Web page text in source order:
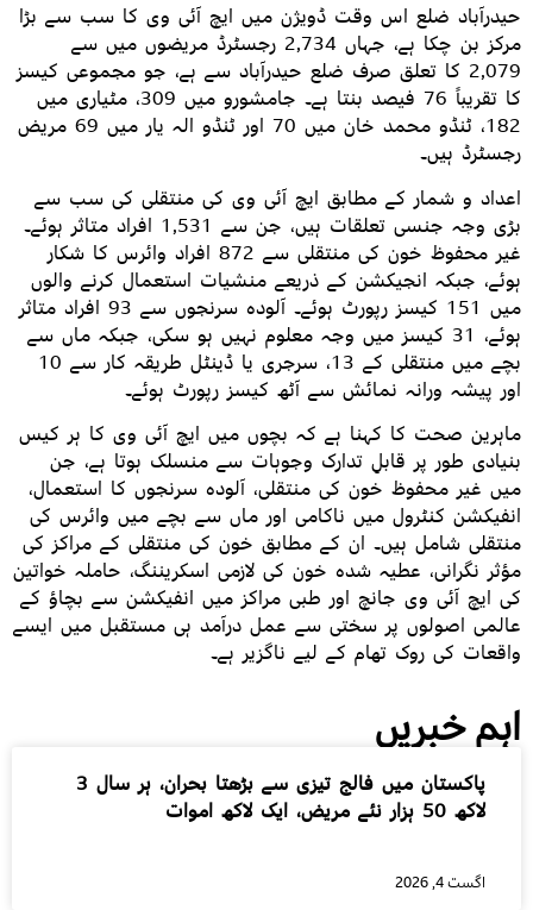
حیدرآباد ضلع اس وقت ڈویژن میں ایچ آئی وی کا سب سے بڑا
مرکز بن چکا ہے، جہاں 2,734 رجسٹرڈ مریضوں میں سے
2,079 کا تعلق صرف ضلع حیدرآباد سے ہے، جو مجموعی کیسز
کا تقریباً 76 فیصد بنتا ہے۔ جامشورو میں 309، مٹیاری میں
182، ٹنڈو محمد خان میں 70 اور ٹنڈو الہ یار میں 69 مریض
رجسٹرڈ ہیں۔
اعداد و شمار کے مطابق ایچ آئی وی کی منتقلی کی سب سے
بڑی وجہ جنسی تعلقات ہیں، جن سے 1,531 افراد متاثر ہوئے۔
غیر محفوظ خون کی منتقلی سے 872 افراد وائرس کا شکار
ہوئے، جبکہ انجیکشن کے ذریعے منشیات استعمال کرنے والوں
میں 151 کیسز رپورٹ ہوئے۔ آلودہ سرنجوں سے 93 افراد متاثر
ہوئے، 31 کیسز میں وجہ معلوم نہیں ہو سکی، جبکہ ماں سے
بچے میں منتقلی کے 13، سرجری یا ڈینٹل طریقہ کار سے 10
اور پیشہ ورانہ نمائش سے آٹھ کیسز رپورٹ ہوئے۔
ماہرین صحت کا کہنا ہے کہ بچوں میں ایچ آئی وی کا ہر کیس
بنیادی طور پر قابلِ تدارک وجوہات سے منسلک ہوتا ہے، جن
میں غیر محفوظ خون کی منتقلی، آلودہ سرنجوں کا استعمال،
انفیکشن کنٹرول میں ناکامی اور ماں سے بچے میں وائرس کی
منتقلی شامل ہیں۔ ان کے مطابق خون کی منتقلی کے مراکز کی
مؤثر نگرانی، عطیہ شدہ خون کی لازمی اسکریننگ، حاملہ خواتین
کی ایچ آئی وی جانچ اور طبی مراکز میں انفیکشن سے بچاؤ کے
عالمی اصولوں پر سختی سے عمل درآمد ہی مستقبل میں ایسے
واقعات کی روک تھام کے لیے ناگزیر ہے۔
اہم خبریں
پاکستان میں فالج تیزی سے بڑھتا بحران، ہر سال 3
لاکھ 50 ہزار نئے مریض، ایک لاکھ اموات
اگست 4, 2026